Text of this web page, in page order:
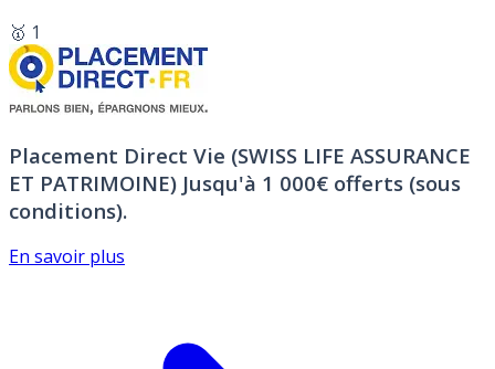
🥇 1
Placement Direct Vie (SWISS LIFE ASSURANCE
ET PATRIMOINE) Jusqu'à 1 000€ offerts (sous
conditions).
En savoir plus